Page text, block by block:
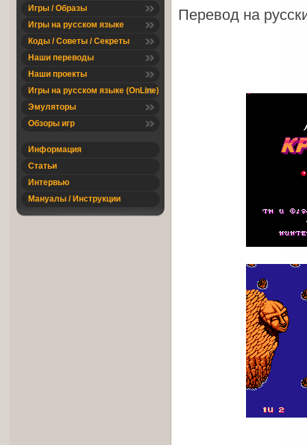
Игры / Образы
Игры на русском языке
Коды / Советы / Секреты
Наши переводы
Наши проекты
Игры на русском языке (OnLine)
Эмуляторы
Обзоры игр
Информация
Статьи
Интервью
Мануалы / Инструкции
Перевод на